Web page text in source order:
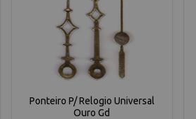
Ponteiro P/ Relogio Universal
Ouro Gd